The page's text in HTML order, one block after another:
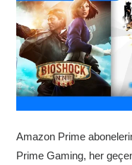
Amazon Prime
Prime Gaming, her